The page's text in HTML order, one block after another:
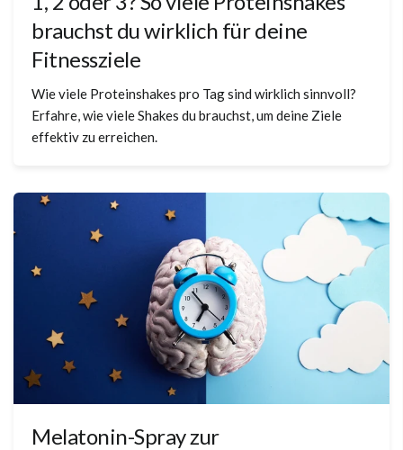
brauchst du wirklich für deine
Fitnessziele
Wie viele Proteinshakes pro Tag sind wirklich sinnvoll?
Erfahre, wie viele Shakes du brauchst, um deine Ziele
effektiv zu erreichen.
Melatonin-Spray zur